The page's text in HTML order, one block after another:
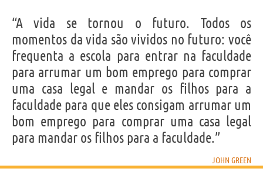
“A vida se tornou o futuro. Todos os
momentos da vida são vividos no futuro: você
frequenta a escola para entrar na faculdade
para arrumar um bom emprego para comprar
uma casa legal e mandar os filhos para a
faculdade para que eles consigam arrumar um
bom emprego para comprar uma casa legal
para mandar os filhos para a faculdade.”
JOHN GREEN